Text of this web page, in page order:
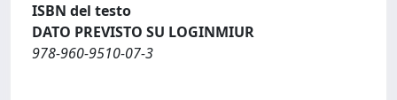
ISBN del testo
DATO PREVISTO SU LOGINMIUR
978-960-9510-07-3